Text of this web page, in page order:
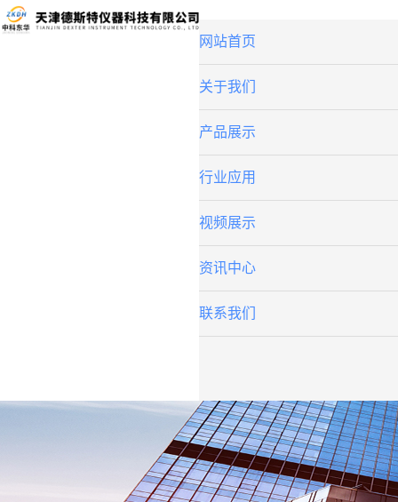
网站首页
关于我们
产品展示
行业应用
视频展示
资讯中心
联系我们